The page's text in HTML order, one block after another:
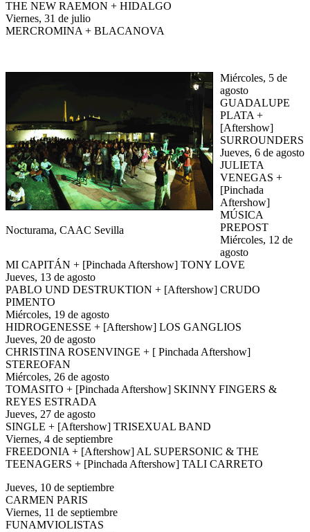
THE NEW RAEMON + HIDALGO
Viernes, 31 de julio
MERCROMINA + BLACANOVA
Nocturama, CAAC Sevilla
Miércoles, 5 de
agosto
GUADALUPE
PLATA +
[Aftershow]
SURROUNDERS
Jueves, 6 de agosto
JULIETA
VENEGAS +
[Pinchada
Aftershow]
MÚSICA
PREPOST
Miércoles, 12 de
agosto
MI CAPITÁN + [Pinchada Aftershow] TONY LOVE
Jueves, 13 de agosto
PABLO UND DESTRUKTION + [Aftershow] CRUDO
PIMENTO
Miércoles, 19 de agosto
HIDROGENESSE + [Aftershow] LOS GANGLIOS
Jueves, 20 de agosto
CHRISTINA ROSENVINGE + [ Pinchada Aftershow]
STEREOFAN
Miércoles, 26 de agosto
TOMASITO + [Pinchada Aftershow] SKINNY FINGERS &
REYES ESTRADA
Jueves, 27 de agosto
SINGLE + [Aftershow] TRISEXUAL BAND
Viernes, 4 de septiembre
FREEDONIA + [Aftershow] AL SUPERSONIC & THE
TEENAGERS + [Pinchada Aftershow] TALI CARRETO
Jueves, 10 de septiembre
CARMEN PARIS
Viernes, 11 de septiembre
FUNAMVIOLISTAS